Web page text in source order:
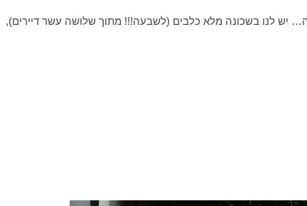
יש לנו בשכונה מלא כלבים (לשבעה!!! מתוך שלושה עשר דיירים),